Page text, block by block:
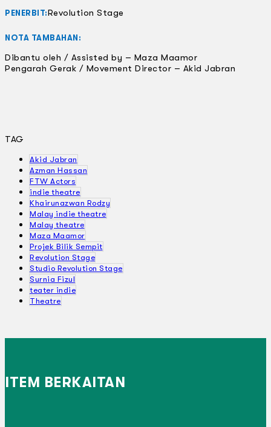
PENERBIT:Revolution Stage
NOTA TAMBAHAN:
Dibantu oleh / Assisted by – Maza Maamor
Pengarah Gerak / Movement Director – Akid Jabran
TAG
Akid Jabran
Azman Hassan
FTW Actors
indie theatre
Khairunazwan Rodzy
Malay indie theatre
Malay theatre
Maza Maamor
Projek Bilik Sempit
Revolution Stage
Studio Revolution Stage
Surnia Fizul
teater indie
Theatre
ITEM BERKAITAN